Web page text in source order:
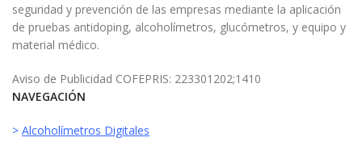
seguridad y prevención de las empresas mediante la aplicación
de pruebas antidoping, alcoholímetros, glucómetros, y equipo y
material médico.
Aviso de Publicidad COFEPRIS: 223301202;1410
NAVEGACIÓN
> Alcoholímetros Digitales